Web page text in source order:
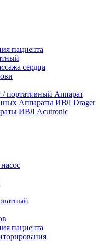
пациента
сердца
портативный Аппарат
Аппараты ИВЛ Drager
ИВЛ Acutronic
пациента